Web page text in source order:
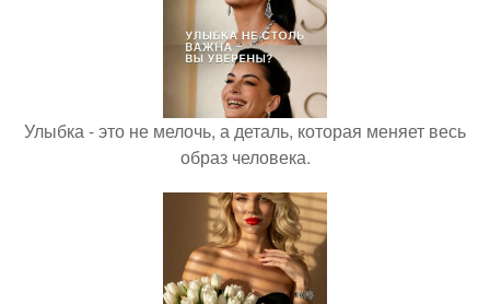
Улыбка - это не мелочь, а деталь, которая меняет весь
образ человека.